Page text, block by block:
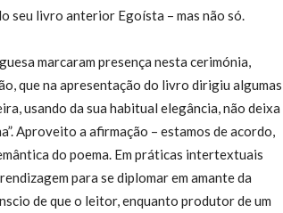
seu livro anterior Egoísta – mas não só.
marcaram presença nesta cerimónia,
que na apresentação do livro dirigiu algumas
usando da sua habitual elegância, não deixa
Aproveito a afirmação – estamos de acordo,
do poema. Em práticas intertextuais
para se diplomar em amante da
de que o leitor, enquanto produtor de um